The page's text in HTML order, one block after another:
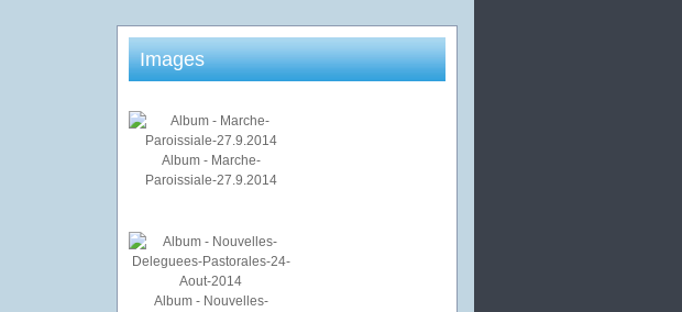
Images
Album - Marche-
Paroissiale-27.9.2014
Album - Nouvelles-